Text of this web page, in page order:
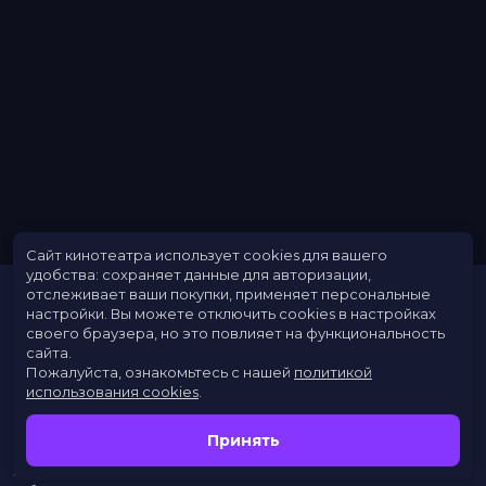
Расписание
Скоро в кино
Заведения
Сайт кинотеатра использует cookies для вашего
удобства: сохраняет данные для авторизации,
отслеживает ваши покупки, применяет персональные
настройки. Вы можете отключить cookies в настройках
своего браузера, но это повлияет на функциональность
сайта.
Пожалуйста, ознакомьтесь с нашей политикой
использования cookies
Принять